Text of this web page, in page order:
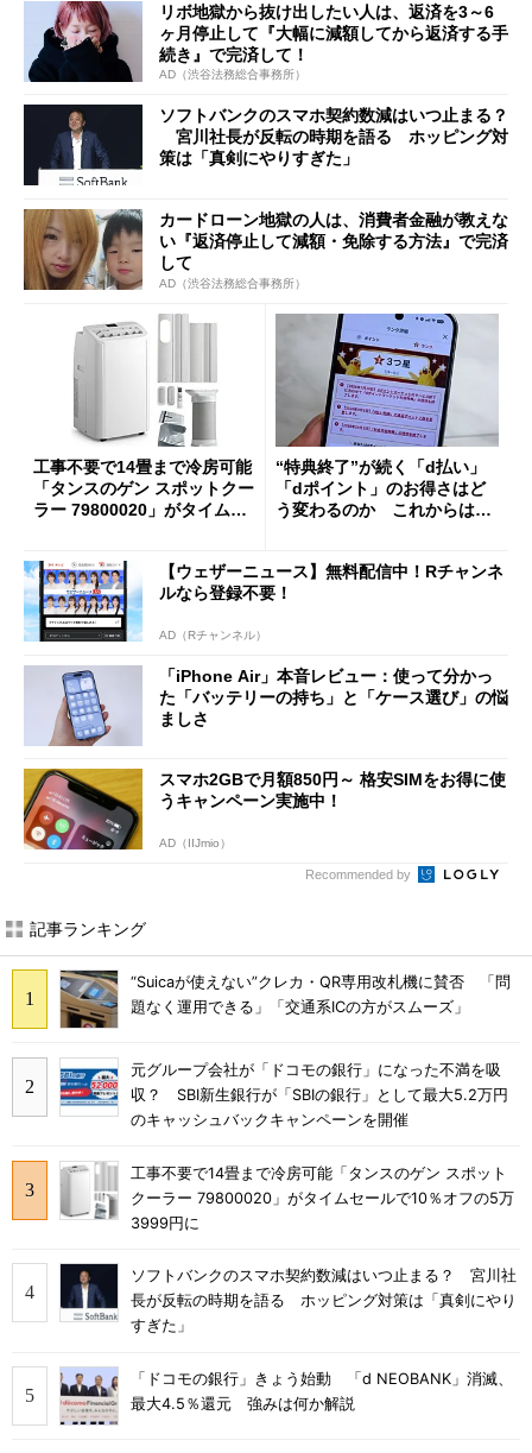
リボ地獄から抜け出したい人は、返済を3～6
ヶ月停止して『大幅に減額してから返済する手
続き』で完済して！
AD（渋谷法務総合事務所）
ソフトバンクのスマホ契約数減はいつ止まる？
宮川社長が反転の時期を語る ホッピング対
策は「真剣にやりすぎた」
カードローン地獄の人は、消費者金融が教えな
い『返済停止して減額・免除する方法』で完済
して
AD（渋谷法務総合事務所）
工事不要で14畳まで冷房可能
「タンスのゲン スポットクー
ラー 79800020」がタイムセ
“特典終了”が続く「d払い」
「dポイント」のお得さはど
う変わるのか これからは
【ウェザーニュース】無料配信中！Rチャンネ
ルなら登録不要！
AD（Rチャンネル）
「iPhone Air」本音レビュー：使って分かっ
た「バッテリーの持ち」と「ケース選び」の悩
ましさ
スマホ2GBで月額850円～ 格安SIMをお得に使
うキャンペーン実施中！
AD（IIJmio）
Recommended by
記事ランキング
“Suicaが使えない”クレカ・QR専用改札機に賛否 「問
題なく運用できる」「交通系ICの方がスムーズ」
元グループ会社が「ドコモの銀行」になった不満を吸
収？ SBI新生銀行が「SBIの銀行」として最大5.2万円
のキャッシュバックキャンペーンを開催
工事不要で14畳まで冷房可能「タンスのゲン スポット
クーラー 79800020」がタイムセールで10％オフの5万
3999円に
ソフトバンクのスマホ契約数減はいつ止まる？ 宮川社
長が反転の時期を語る ホッピング対策は「真剣にやり
すぎた」
「ドコモの銀行」きょう始動 「d NEOBANK」消滅、
最大4.5％還元 強みは何か解説